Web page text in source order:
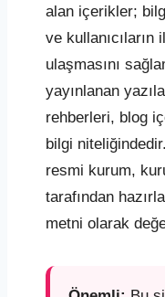
alan içerikler;
ve
ulaşmasını
yayınlanan
rehberleri, blog
bilgi
resmi kurum,
tarafından
metni olarak